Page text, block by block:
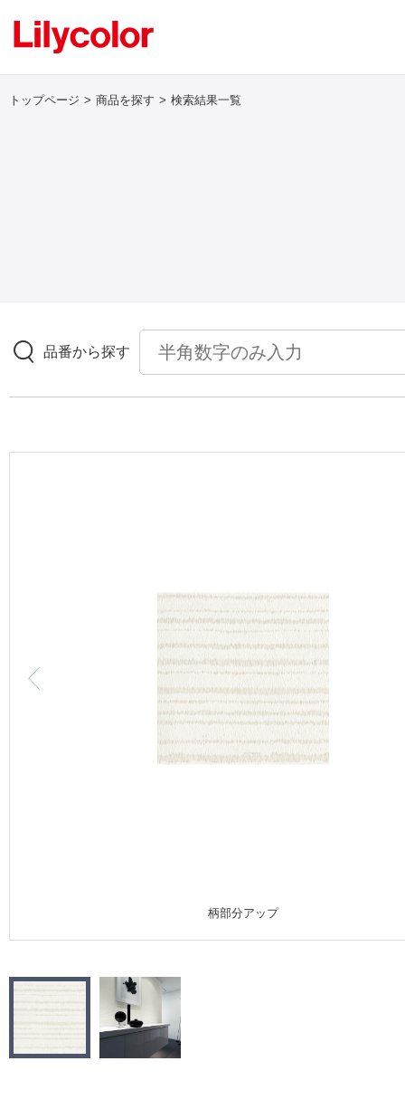
壁紙
カーテン
モデルハウス
新築戸建・マンション
#リリカラのある暮らし
トップページ 商品を探す 検索結果一覧
品番から探す
柄部分アップ